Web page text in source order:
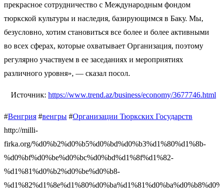
прекрасное сотрудничество с Международным фондом
тюркской культуры и наследия, базирующимся в Баку. Мы,
безусловно, хотим становиться все более и более активными
во всех сферах, которые охватывает Организация, поэтому
регулярно участвуем в ее заседаниях и мероприятиях
различного уровня», — сказал посол.
Источник: https://www.trend.az/business/economy/3677746.html
#Венгрия #венгры #Организации Тюркских Государств
http://milli-
firka.org/%d0%b2%d0%b5%d0%bd%d0%b3%d1%80%d1%8b-
%d0%bf%d0%be%d0%bc%d0%bd%d1%8f%d1%82-
%d1%81%d0%b2%d0%be%d0%b8-